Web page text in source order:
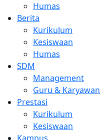
Humas
Berita
Kurikulum
Kesiswaan
Humas
SDM
Management
Guru & Karyawan
Prestasi
Kurikulum
Kesiswaan